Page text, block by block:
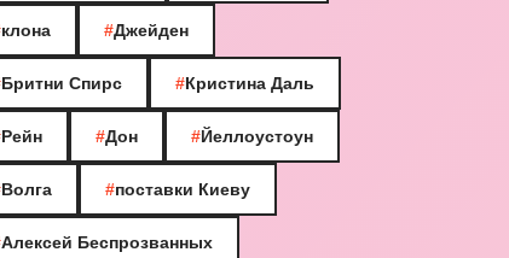
клона #Джейден
Бритни Спирс #Кристина Даль
Рейн #Дон #Йеллоустоун
Волга #поставки Киеву
Алексей Беспрозванных